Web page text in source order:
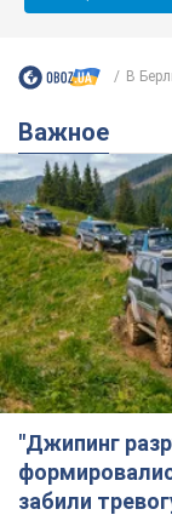
В
Важное
"Джипинг
забили